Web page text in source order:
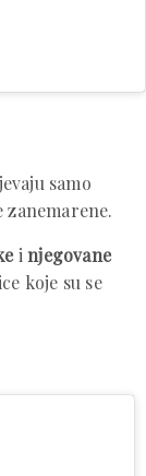
samo
injegovane
koje su se